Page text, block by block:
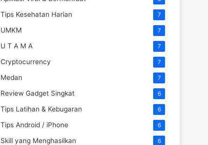
Tips Kesehatan Harian 7
UMKM 7
U T A M A 7
Cryptocurrency 7
Medan 7
Review Gadget Singkat 6
Tips Latihan & Kebugaran 6
Tips Android / iPhone 6
Skill yang Menghasilkan 6